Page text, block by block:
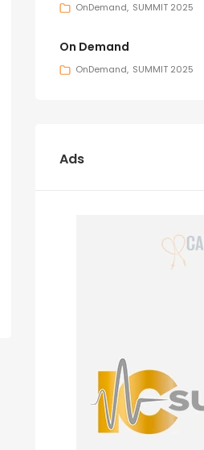
OnDemand SUMMIT 2025
On Demand
OnDemand SUMMIT 2025
Ads